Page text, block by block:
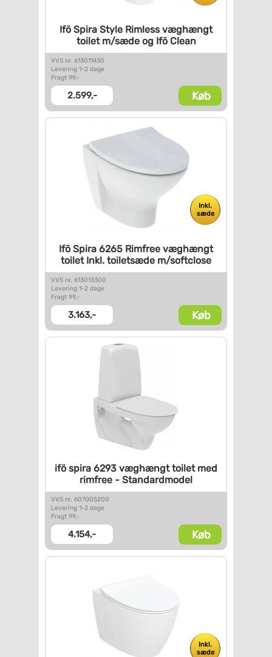
Ifö Spira Style Rimless væghængt
toilet m/sæde og IföClean
VVS nr. 613011430
Levering 1-2 dage
Fragt 99,-
2.599,- Køb
Inkl.
sæde
Ifö Spira 6265 Rimfree væghængt
toilet Inkl. toiletsæde m/softclose
VVS nr. 613013300
Levering 1-2 dage
Fragt 99,-
3.163,- Køb
ifö spira 6293 væghængt toiletmed
rimfree - Standardmodel
VVS nr. 607005200
Levering 1-2 dage
Fragt 99,-
4.154,- Køb
Inkl.
sæde